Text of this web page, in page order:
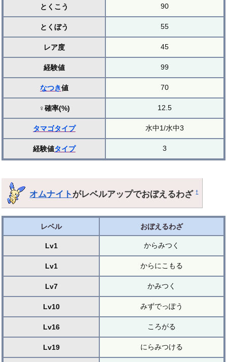
とくこう 90
とくぼう 55
レア度 45
経験値 99
なつき値 70
♀確率(%) 12.5
タマゴタイプ 水中1/水中3
経験値タイプ 3
オムナイトがレベルアップでおぼえるわざ†
レベル おぼえるわざ
Lv1 からみつく
Lv1 からにこもる
Lv7 かみつく
Lv10 みずでっぽう
Lv16 ころがる
Lv19 にらみつける